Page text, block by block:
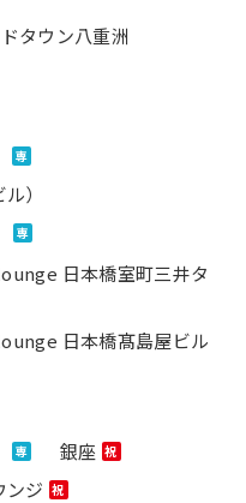
タウン八重洲
専
）
専
日本橋室町三井タ
日本橋髙島屋ビル
専 銀座 祝
ンジ 祝